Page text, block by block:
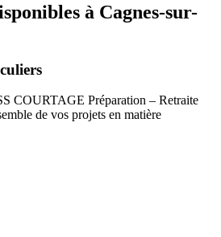
à Cagnes-sur-
COURTAGE Préparation – Retraite
de vos projets en matière